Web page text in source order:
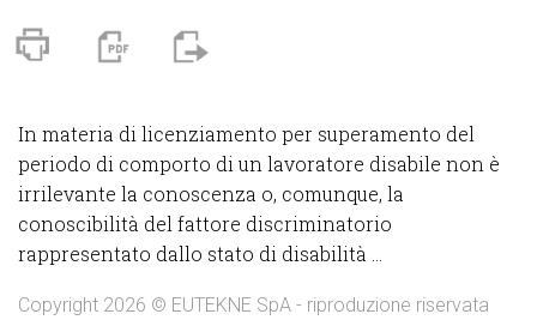
In materia di licenziamento per superamento del
periodo di comporto di un lavoratore disabile non è
irrilevante la conoscenza o, comunque, la
conoscibilità del fattore discriminatorio
rappresentato dallo stato di disabilità ...
Copyright 2026 © EUTEKNE SpA - riproduzione riservata